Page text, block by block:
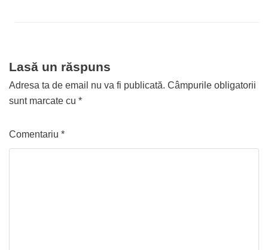
Lasă un răspuns
Adresa ta de email nu va fi publicată. Câmpurile obligatorii
sunt marcate cu *
Comentariu *